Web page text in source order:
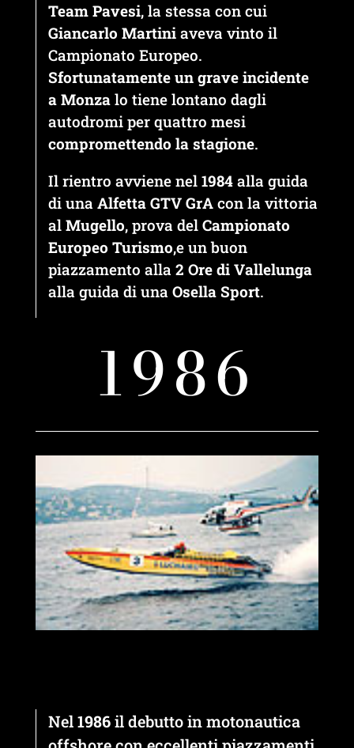
Team Pavesi, la stessa con cui
Giancarlo Martiniaveva vinto il
Campionato Europeo.
Sfortunatamente un grave incidente
a Monzalo tiene lontano dagli
autodromi per quattro mesi
compromettendo la stagione.
Il rientro avviene nel 1984alla guida
di una Alfetta GTV GrAcon la vittoria
al Mugello, prova del Campionato
Europeo Turismo,e un buon
piazzamento alla 2 Ore di Vallelunga
alla guida di una Osella Sport.
1986
Nel1986il debutto in motonautica